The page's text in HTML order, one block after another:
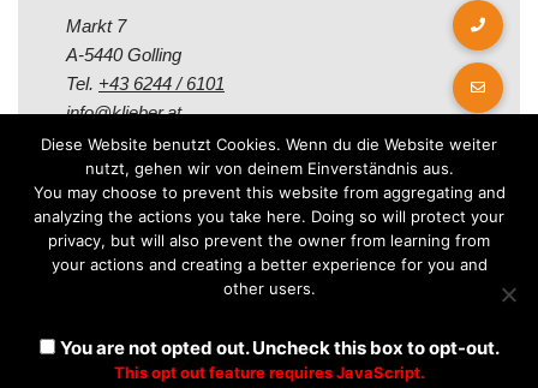
Markt 7
A-5440 Golling
Tel. +43 6244 / 6101
info@klieber.at
Öffungszeiten
Montag - Freitag:
08.00 - 12.00 Uhr
08.30 - 12.30 Uhr
Diese Website benutzt Cookies. Wenn du die Website weiter
nutzt, gehen wir von deinem Einverständnis aus.
You may choose to prevent this website from aggregating and
analyzing the actions you take here. Doing so will protect your
privacy, but will also prevent the owner from learning from
your actions and creating a better experience for you and
other users.
You are not opted out. Uncheck this box to opt-out.
This opt out feature requires JavaScript.